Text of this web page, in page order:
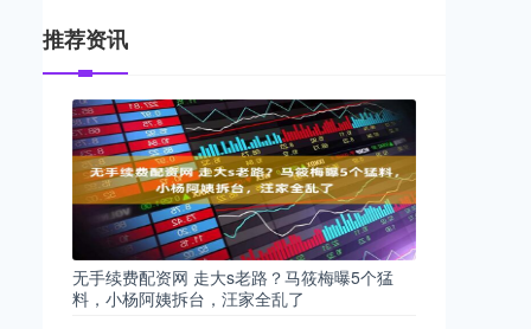
推荐资讯
无手续费配资网 走大s老路？马筱梅曝5个猛
料，小杨阿姨拆台，汪家全乱了